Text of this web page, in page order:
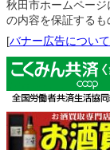
秋田市ホームペー
の内容を保証するも
[バナー広告について